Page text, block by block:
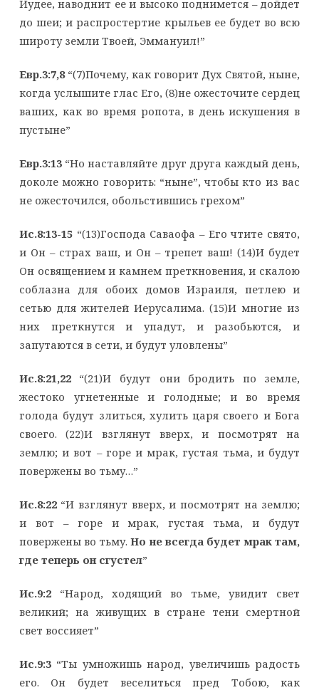
Иудее, наводнит ее и высоко поднимется – дойдет
до шеи; и распростертие крыльев ее будет во всю
широту земли Твоей, Эммануил!”
Евр.3:7,8“(7)Почему, как говорит Дух Святой, ныне,
когда услышите глас Его, (8)не ожесточите сердец
ваших, как во время ропота, в день искушения в
пустыне”
Евр.3:13“Но наставляйте друг друга каждый день,
доколе можно говорить: “ныне”, чтобы кто из вас
не ожесточился, обольстившись грехом”
Ис.8:13-15“(13)Господа Саваофа – Его чтите свято,
и Он – страх ваш, и Он – трепет ваш! (14)И будет
Он освящением и камнем преткновения, и скалою
соблазна для обоих домов Израиля, петлею и
сетью для жителей Иерусалима. (15)И многие из
них преткнутся и упадут, и разобьются, и
запутаются в сети, и будут уловлены”
Ис.8:21,22“(21)И будут они бродить по земле,
жестоко угнетенные и голодные; и во время
голода будут злиться, хулить царя своего и Бога
своего. (22)И взглянут вверх, и посмотрят на
землю; и вот – горе и мрак, густая тьма, и будут
повержены во тьму…”
Ис.8:22“И взглянут вверх, и посмотрят на землю;
и вот – горе и мрак, густая тьма, и будут
повержены во тьму.Но не всегда будет мрак там,
где теперь он сгустел”
Ис.9:2“Народ, ходящий во тьме, увидит свет
великий; на живущих в стране тени смертной
свет воссияет”
Ис.9:3“Ты умножишь народ, увеличишь радость
его. Он будет веселиться пред Тобою, как